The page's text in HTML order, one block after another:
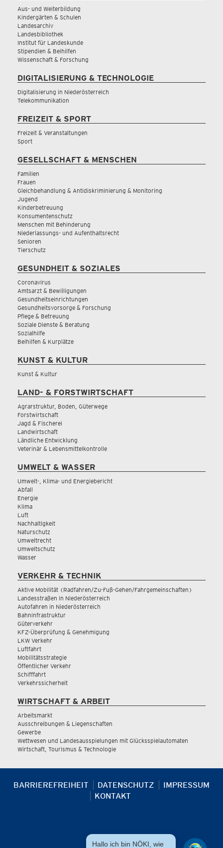
Aus- und Weiterbildung
Kindergärten & Schulen
Landesarchiv
Landesbibliothek
Institut für Landeskunde
Stipendien & Beihilfen
Wissenschaft & Forschung
DIGITALISIERUNG & TECHNOLOGIE
Digitalisierung in Niederösterreich
Telekommunikation
FREIZEIT & SPORT
Freizeit & Veranstaltungen
Sport
GESELLSCHAFT & MENSCHEN
Familien
Frauen
Gleichbehandlung & Antidiskriminierung & Monitoring
Jugend
Kinderbetreuung
Konsumentenschutz
Menschen mit Behinderung
Niederlassungs- und Aufenthaltsrecht
Senioren
Tierschutz
GESUNDHEIT & SOZIALES
Coronavirus
Amtsarzt & Bewilligungen
Gesundheitseinrichtungen
Gesundheitsvorsorge & Forschung
Pflege & Betreuung
Soziale Dienste & Beratung
Sozialhilfe
Beihilfen & Kurplätze
KUNST & KULTUR
Kunst & Kultur
LAND- & FORSTWIRTSCHAFT
Agrarstruktur, Boden, Güterwege
Forstwirtschaft
Jagd & Fischerei
Landwirtschaft
Ländliche Entwicklung
Veterinär & Lebensmittelkontrolle
UMWELT & WASSER
Umwelt-, Klima- und Energiebericht
Abfall
Energie
Klima
Luft
Nachhaltigkeit
Naturschutz
Umweltrecht
Umweltschutz
Wasser
VERKEHR & TECHNIK
Aktive Mobilität (Radfahren/Zu-Fuß-Gehen/Fahrgemeinschaften)
Landesstraßen in Niederösterreich
Autofahren in Niederösterreich
Bahninfrastruktur
Güterverkehr
KFZ-Überprüfung & Genehmigung
LKW Verkehr
Luftfahrt
Mobilitätsstrategie
Öffentlicher Verkehr
Schifffahrt
Verkehrssicherheit
WIRTSCHAFT & ARBEIT
Arbeitsmarkt
Ausschreibungen & Liegenschaften
Gewerbe
Wettwesen und Landesausspielungen mit Glücksspielautomaten
Wirtschaft, Tourismus & Technologie
BARRIEREFREIHEIT DATENSCHUTZ
IMPRESSUM
KONTAKT
Hallo ich bin NÖKI, wie